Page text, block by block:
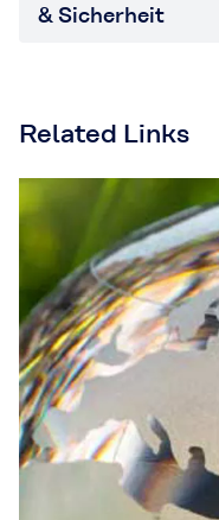
& Sicherheit
Related Links